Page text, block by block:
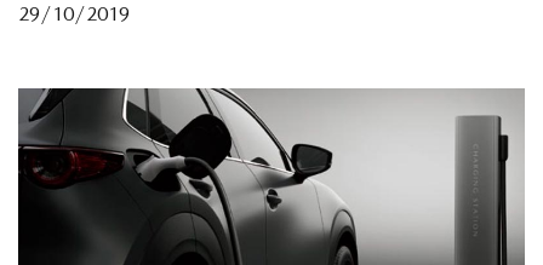
MAZDA TIPS
29/10/2019